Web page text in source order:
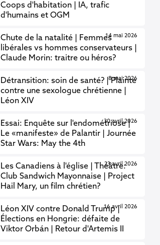
Coops d'habitation | IA, trafic
d'humains et OGM
Chute de la natalité | Femmes
libérales vs hommes conservateurs |
Claude Morin: traitre ou héros?
14 mai 2026
Détransition: soin de santé? | Plainte
contre une sexologue chrétienne |
Léon XIV
8 mai 2026
Essai: Enquête sur l'endométriose |
Le «manifeste» de Palantir | Journée
Star Wars: May the 4th
30 avril 2026
Les Canadiens à l'église | Théâtre:
Club Sandwich Mayonnaise | Project
Hail Mary, un film chrétien?
23 avril 2026
Léon XIV contre Donald Trump |
Élections en Hongrie: défaite de
Viktor Orbán | Retour d'Artemis II
16 avril 2026